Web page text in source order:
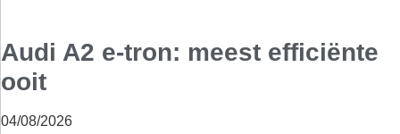
Audi A2 e-tron: meest efficiënte
ooit
04/08/2026